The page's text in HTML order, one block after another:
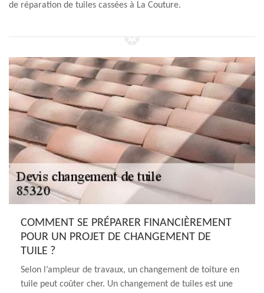
de réparation de tuiles cassées à La Couture.
COMMENT SE PRÉPARER FINANCIÈREMENT
POUR UN PROJET DE CHANGEMENT DE
TUILE ?
Selon l’ampleur de travaux, un changement de toiture en
tuile peut coûter cher. Un changement de tuiles est une